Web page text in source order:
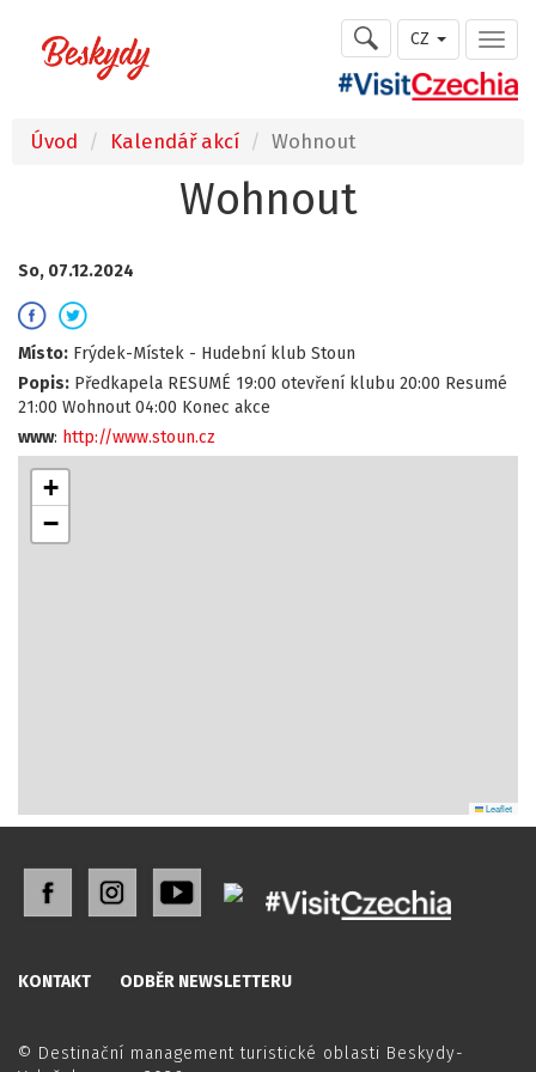
CZ
Úvod Kalendář akcí Wohnout
Wohnout
So, 07.12.2024
Místo: Frýdek-Místek - Hudební klub Stoun
Popis: Předkapela RESUMÉ 19:00 otevření klubu 20:00 Resumé
21:00 Wohnout 04:00 Konec akce
www: http://www.stoun.cz
+
−
Leaflet
KONTAKT ODBĚR NEWSLETTERU
© Destinační management turistické oblasti Beskydy-